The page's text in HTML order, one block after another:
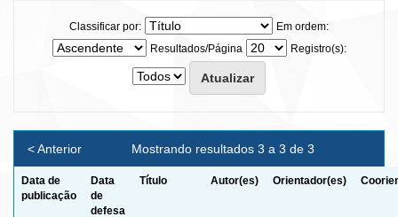
Classificar por:
Em ordem:
Resultados/Página
Registro(s):
Mostrando resultados 3 a 3 de 3
< Anterior
Data de
publicação
Data
de
defesa
Título Autor(es) Orientador(es)